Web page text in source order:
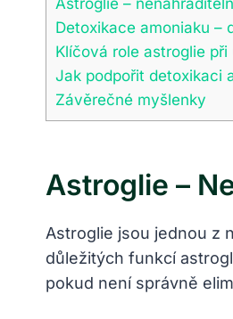
Detoxikace amoniaku –
Klíčová role astroglie
Jak podpořit detoxikaci
Závěrečné myšlenky
Astroglie –
Astroglie jsou jednou z
důležitých funkcí
pokud není správně